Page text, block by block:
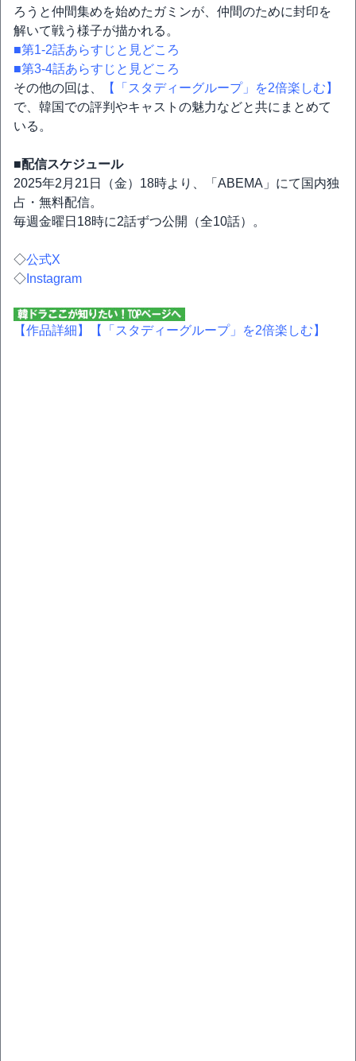
ろうと仲間集めを始めたガミンが、仲間のために封印を
解いて戦う様子が描かれる。
■第1-2話あらすじと見どころ
■第3-4話あらすじと見どころ
その他の回は、
【「スタディーグループ」を2倍楽しむ】
で、韓国での評判やキャストの魅力などと共にまとめて
いる。
■配信スケジュール
2025年2月21日（金）18時より、「ABEMA」にて国内独
占・無料配信。
毎週金曜日18時に2話ずつ公開（全10話）。
◇公式X
◇ Instagram
【作品詳細】 【「スタディーグループ」を2倍楽しむ】